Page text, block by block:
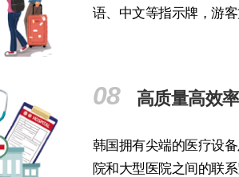
语、中文等指示牌，游客
08 高质量高效
韩国拥有尖端的医疗设
院和大型医院之间的联